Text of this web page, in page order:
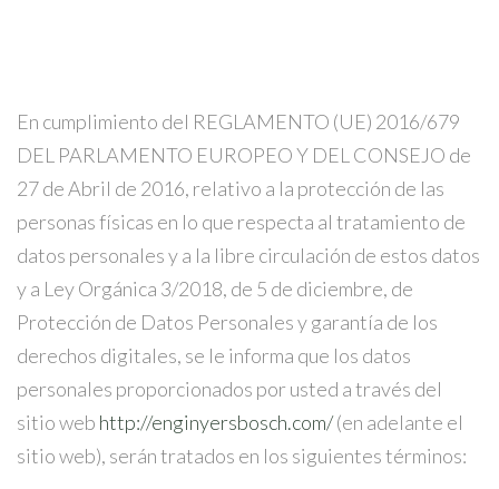
En cumplimiento del REGLAMENTO (UE) 2016/679
DEL PARLAMENTO EUROPEO Y DEL CONSEJO de
27 de Abril de 2016, relativo a la protección de las
personas físicas en lo que respecta al tratamiento de
datos personales y a la libre circulación de estos datos
y a Ley Orgánica 3/2018, de 5 de diciembre, de
Protección de Datos Personales y garantía de los
derechos digitales, se le informa que los datos
personales proporcionados por usted a través del
sitio web http://enginyersbosch.com/(en adelante el
sitio web), serán tratados en los siguientes términos: